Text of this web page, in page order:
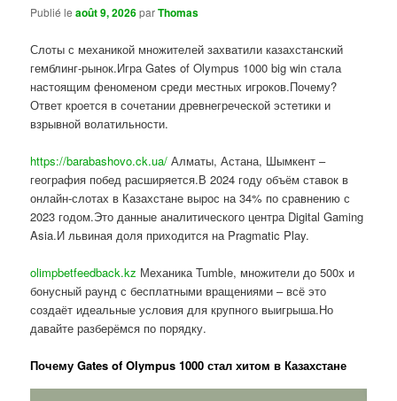
Publié leaoût 9, 2026parThomas
Слоты с механикой множителей захватили казахстанский
гемблинг-рынок.Игра Gates of Olympus 1000 big win стала
настоящим феноменом среди местных игроков.Почему?
Ответ кроется в сочетании древнегреческой эстетики и
взрывной волатильности.
https://barabashovo.ck.ua/ Алматы, Астана, Шымкент –
география побед расширяется.В 2024 году объём ставок в
онлайн-слотах в Казахстане вырос на 34% по сравнению с
2023 годом.Это данные аналитического центра Digital Gaming
Asia.И львиная доля приходится на Pragmatic Play.
olimpbetfeedback.kz Механика Tumble, множители до 500x и
бонусный раунд с бесплатными вращениями – всё это
создаёт идеальные условия для крупного выигрыша.Но
давайте разберёмся по порядку.
Почему Gates of Olympus 1000 стал хитом в Казахстане